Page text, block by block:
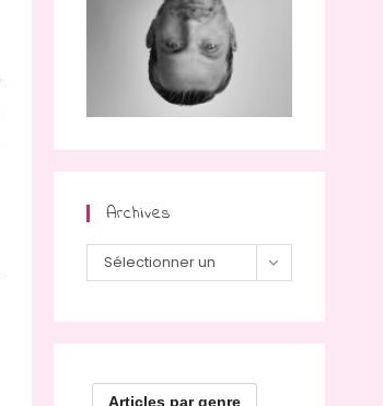
Archives
Archives
Sélectionner un
Articles par genre